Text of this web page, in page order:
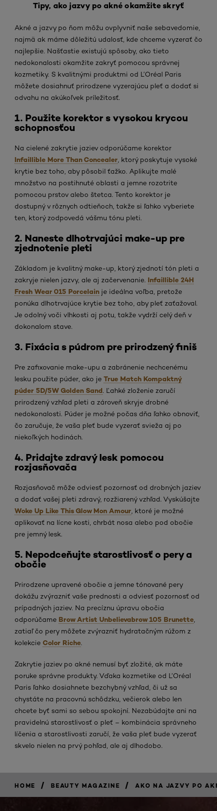
Tipy, ako jazvy po akné okamžite skryť
Akné a jazvy po ňom môžu ovplyvniť naše sebavedomie,
najmä ak máme dôležitú udalosť, kde chceme vyzerať čo
najlepšie. Našťastie existujú spôsoby, ako tieto
nedokonalosti okamžite zakryť pomocou správnej
kozmetiky. S kvalitnými produktmi od L’Oréal Paris
môžete dosiahnuť prirodzene vyzerajúcu pleť a dodať si
odvahu na akúkoľvek príležitosť.
1. Použite korektor s vysokou krycou
schopnosťou
Na cielené zakrytie jaziev odporúčame korektor
Infaillible More Than Concealer , ktorý poskytuje vysoké
krytie bez toho, aby pôsobil ťažko. Aplikujte malé
množstvo na postihnuté oblasti a jemne rozotrite
pomocou prstov alebo štetca. Tento korektor je
dostupný v rôznych odtieňoch, takže si ľahko vyberiete
ten, ktorý zodpovedá vášmu tónu pleti.
2. Naneste dlhotrvajúci make-up pre
zjednotenie pleti
Základom je kvalitný make-up, ktorý zjednotí tón pleti a
zakryje nielen jazvy, ale aj začervenanie. Infaillible 24H
Fresh Wear 015 Porcelain je ideálna voľba, pretože
ponúka dlhotrvajúce krytie bez toho, aby pleť zaťažoval.
Je odolný voči vlhkosti aj potu, takže vydrží celý deň v
dokonalom stave.
3. Fixácia s púdrom pre prirodzený finiš
Pre zafixovanie make-upu a zabránenie nechcenému
lesku použite púder, ako je True Match Kompaktný
púder 5D/5W Golden Sand. Ľahké zloženie zaručí
prirodzený vzhľad pleti a zároveň skryje drobné
nedokonalosti. Púder je možné počas dňa ľahko obnoviť,
čo zaručuje, že vaša pleť bude vyzerať svieža aj po
niekoľkých hodinách.
4. Pridajte zdravý lesk pomocou
rozjasňovača
Rozjasňovač môže odviesť pozornosť od drobných jaziev
a dodať vašej pleti zdravý, rozžiarený vzhľad. Vyskúšajte
Woke Up Like This Glow Mon Amour , ktoré je možné
aplikovať na lícne kosti, chrbát nosa alebo pod obočie
pre jemný lesk.
5. Nepodceňujte starostlivosť o pery a
obočie
Prirodzene upravené obočie a jemne tónované pery
dokážu zvýrazniť vaše prednosti a odviesť pozornosť od
prípadných jaziev. Na precíznu úpravu obočia
odporúčame Brow Artist Unbelievabrow 105 Brunette
zatiaľ čo pery môžete zvýrazniť hydratačným rúžom z
kolekcie Color Riche.
Zakrytie jaziev po akné nemusí byť zložité, ak máte
poruke správne produkty. Vďaka kozmetike od L’Oréal
Paris ľahko dosiahnete bezchybný vzhľad, či už sa
chystáte na pracovnú schôdzku, večierok alebo len
chcete byť sami so sebou spokojní. Nezabúdajte ani na
pravidelnú starostlivosť o pleť – kombinácia správneho
líčenia a starostlivosti zaručí, že vaša pleť bude vyzerať
skvelo nielen na prvý pohľad, ale aj dlhodobo.
HOME / BEAUTY MAGAZINE / AKO NA JAZVY PO